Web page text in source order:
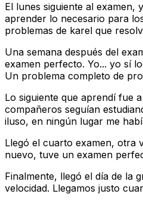
El lunes siguiente al
aprender lo necesario para
problemas de karel que
Una semana después del
examen perfecto. Yo... yo sí
Un problema completo de
Lo siguiente que aprendí fue
compañeros seguían
iluso, en ningún lugar me
Llegó el cuarto examen, otra
nuevo, tuve un examen
Finalmente, llegó el día de la
velocidad. Llegamos justo